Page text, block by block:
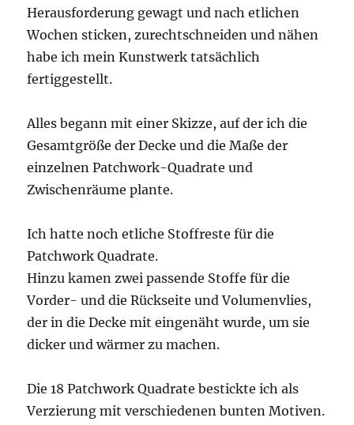
Herausforderung gewagt und nach etlichen
Wochen sticken, zurechtschneiden und nähen
habe ich mein Kunstwerk tatsächlich
fertiggestellt.
Alles begann mit einer Skizze, auf der ich die
Gesamtgröße der Decke und die Maße der
einzelnen Patchwork-Quadrate und
Zwischenräume plante.
Ich hatte noch etliche Stoffreste für die
Patchwork Quadrate.
Hinzu kamen zwei passende Stoffe für die
Vorder- und die Rückseite und Volumenvlies,
der in die Decke mit eingenäht wurde, um sie
dicker und wärmer zu machen.
Die 18 Patchwork Quadrate bestickte ich als
Verzierung mit verschiedenen bunten Motiven.